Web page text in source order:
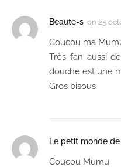
Beaute-s on 25
Coucou ma
Très fan aussi
douche est une
Gros bisous
Le petit monde
Coucou Mumu